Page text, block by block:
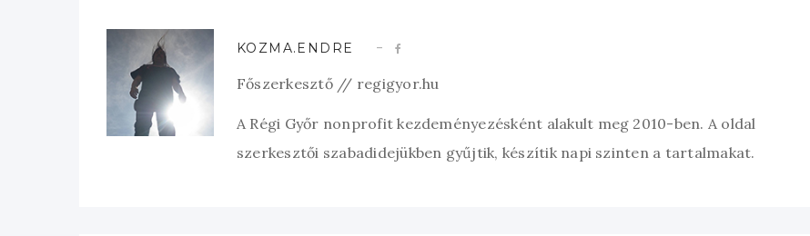
KOZMA.ENDRE
Főszerkesztő // regigyor.hu
A Régi Győr nonprofit kezdeményezésként alakult meg 2010-ben. A oldal
szerkesztői szabadidejükben gyűjtik, készítik napi szinten a tartalmakat.